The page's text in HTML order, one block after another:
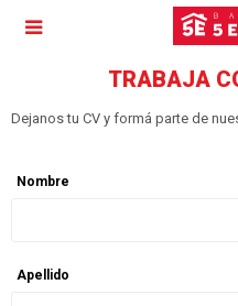

TRABAJA
Dejanos tu CV y formá parte de
Nombre
Apellido